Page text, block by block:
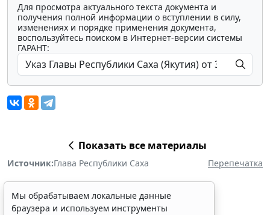
Для просмотра актуального текста документа и
получения полной информации о вступлении в силу,
изменениях и порядке применения документа,
воспользуйтесь поиском в Интернет-версии системы
ГАРАНТ:
Показать все материалы
Источник:Глава Республики Саха Перепечатка
Мы обрабатываем локальные данные
браузера и используем инструменты